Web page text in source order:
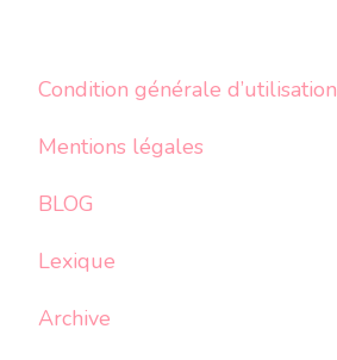
Condition générale d’utilisation
Mentions légales
BLOG
Lexique
Archive